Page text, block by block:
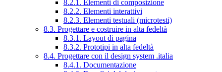
8.2.1. Elementi di composizione
8.2.2. Elementi interattivi
8.2.3. Elementi testuali (microtesti)
8.3. Progettare e costruire in alta fedeltà
8.3.1. Layout di pagina
8.3.2. Prototipi in alta fedeltà
8.4. Progettare con il design system .italia
8.4.1. Documentazione